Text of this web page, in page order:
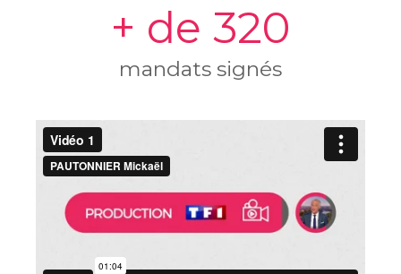
+ de 320
mandats signés